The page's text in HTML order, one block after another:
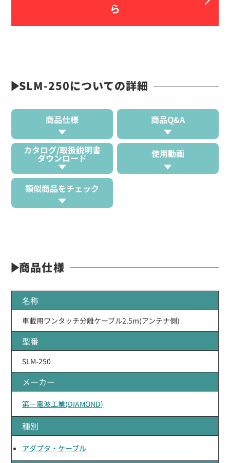
ら
SLM-250についての詳細
商品仕様 商品Q&A
カタログ/取扱説明書
ダウンロード 使用動画
類似商品をチェック
商品仕様
名称
車載用ワンタッチ分離ケーブル2.5m(アンテナ側)
型番
SLM-250
メーカー
第一電波工業(DIAMOND)
種別
アダプタ・ケーブル